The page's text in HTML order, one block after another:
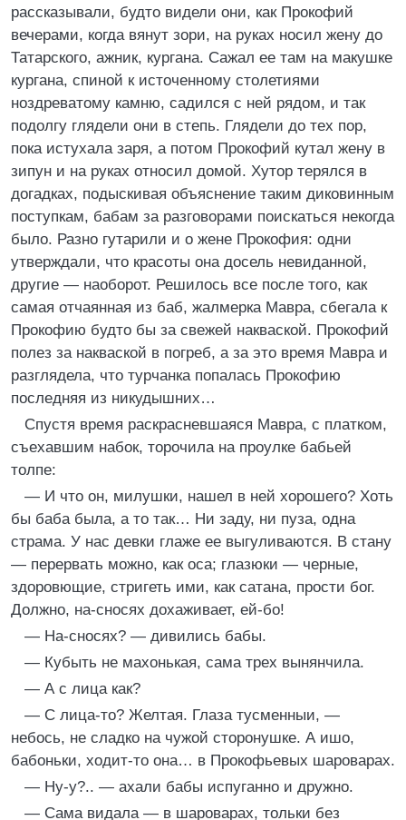
рассказывали, будто видели они, как Прокофий
вечерами, когда вянут зори, на руках носил жену до
Татарского, ажник, кургана. Сажал ее там на макушке
кургана, спиной к источенному столетиями
ноздреватому камню, садился с ней рядом, и так
подолгу глядели они в степь. Глядели до тех пор,
пока истухала заря, а потом Прокофий кутал жену в
зипун и на руках относил домой. Хутор терялся в
догадках, подыскивая объяснение таким диковинным
поступкам, бабам за разговорами поискаться некогда
было. Разно гутарили и о жене Прокофия: одни
утверждали, что красоты она досель невиданной,
другие — наоборот. Решилось все после того, как
самая отчаянная из баб, жалмерка Мавра, сбегала к
Прокофию будто бы за свежей накваской. Прокофий
полез за накваской в погреб, а за это время Мавра и
разглядела, что турчанка попалась Прокофию
последняя из никудышних…
Спустя время раскрасневшаяся Мавра, с платком,
съехавшим набок, торочила на проулке бабьей
толпе:
— И что он, милушки, нашел в ней хорошего? Хоть
бы баба была, а то так… Ни заду, ни пуза, одна
страма. У нас девки глаже ее выгуливаются. В стану
— перервать можно, как оса; глазюки — черные,
здоровющие, стригеть ими, как сатана, прости бог.
Должно, на-сносях дохаживает, ей-бо!
— На-сносях? — дивились бабы.
— Кубыть не махонькая, сама трех вынянчила.
— А с лица как?
— С лица-то? Желтая. Глаза тусменныи, —
небось, не сладко на чужой сторонушке. А ишо,
бабоньки, ходит-то она… в Прокофьевых шароварах.
— Ну-у?.. — ахали бабы испуганно и дружно.
— Сама видала — в шароварах, тольки без